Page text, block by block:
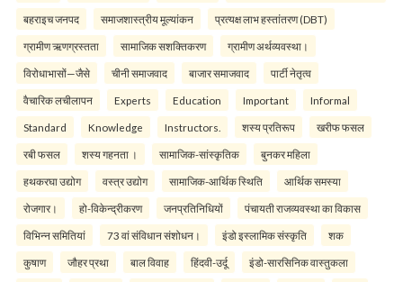
बहराइच जनपद समाजशास्त्रीय मूल्यांकन प्रत्यक्ष लाभ हस्तांतरण (DBT)
ग्रामीण ऋणग्रस्तता सामाजिक सशक्तिकरण ग्रामीण अर्थव्यवस्था।
विरोधाभासों—जैसे चीनी समाजवाद बाजार समाजवाद पार्टी नेतृत्व
वैचारिक लचीलापन Experts Education Important Informal
Standard Knowledge Instructors. शस्य प्रतिरूप खरीफ फसल
रबी फसल शस्य गहनता । सामाजिक-सांस्कृतिक बुनकर महिला
हथकरघा उद्योग वस्त्र उद्योग सामाजिक-आर्थिक स्थिति आर्थिक समस्या
रोजगार। हो-विकेन्द्रीकरण जनप्रतिनिधियों पंचायती राजव्यवस्था का विकास
विभिन्न समितियां 73 वां संविधान संशोधन। इंडो इस्लामिक संस्कृति शक
कुषाण जौहर प्रथा बाल विवाह हिंदवी-उर्दू इंडो-सारसिनिक वास्तुकला